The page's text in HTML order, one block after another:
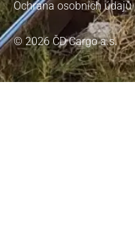
© 2026 ČD Cargo a.s.
Ochrana osobních údajů